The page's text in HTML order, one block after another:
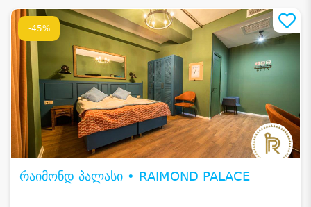
-45%
რაიმონდ პალასი • RAIMOND PALACE